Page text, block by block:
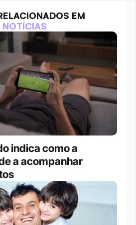
EM
NOTÍCIAS
indica como a
a acompanhar